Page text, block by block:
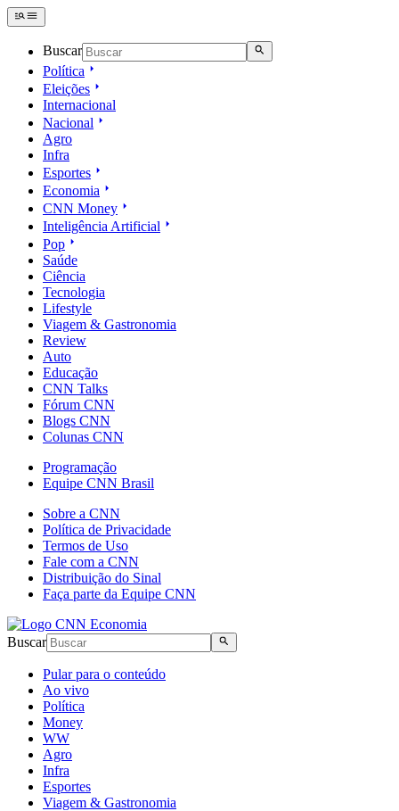
Buscar
Política
Eleições
Internacional
Nacional
Agro
Infra
Esportes
Economia
CNN Money
Inteligência Artificial
Pop
Saúde
Ciência
Tecnologia
Lifestyle
Viagem & Gastronomia
Review
Auto
Educação
CNN Talks
Fórum CNN
Blogs CNN
Colunas CNN
Programação
Equipe CNN Brasil
Sobre a CNN
Política de Privacidade
Termos de Uso
Fale com a CNN
Distribuição do Sinal
Faça parte da Equipe CNN
Buscar
Pular para o conteúdo
Ao vivo
Política
Money
WW
Agro
Infra
Esportes
Viagem & Gastronomia